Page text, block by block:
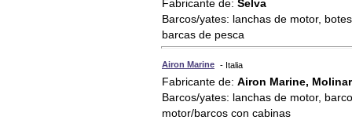
Fabricante de: Selva
Barcos/yates: lanchas de motor,
barcas de pesca
Airon Marine - Italia
Fabricante de: Airon Marine,
Barcos/yates: lanchas de motor,
motor/barcos con cabinas